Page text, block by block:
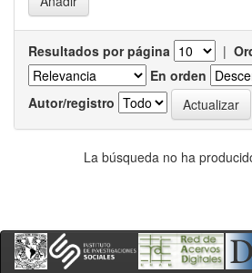
Resultados por página |
En orden
Autor/registro
La búsqueda no ha